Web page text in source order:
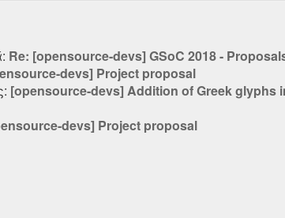
Re: [opensource-devs] GSoC 2018 -
devs] Project proposal
[opensource-devs] Addition of Greek glyphs
devs] Project proposal